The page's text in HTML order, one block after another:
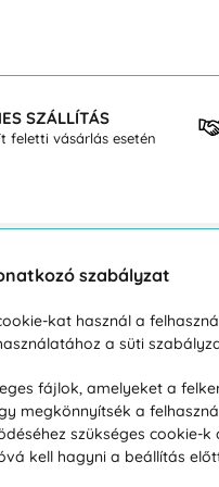
SZÁLLÍTÁS
feletti vásárlás esetén
16:00-ig
szabályzat
kat használ a
a süti
fájlok, amelyeket a
megkönnyítsék a
szükséges cookie-
kell hagyni a beállítás